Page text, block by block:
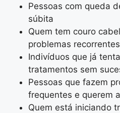
Pessoas com queda
súbita
Quem tem couro
problemas
Indivíduos que já
tratamentos sem
Pessoas que fazem
frequentes e querem
Quem está iniciando